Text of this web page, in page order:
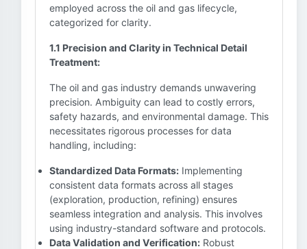
employed across the oil and gas lifecycle,
categorized for clarity.
1.1 Precision and Clarity in Technical Detail
Treatment:
The oil and gas industry demands unwavering
precision. Ambiguity can lead to costly errors,
safety hazards, and environmental damage. This
necessitates rigorous processes for data
handling, including:
Standardized Data Formats: Implementing
consistent data formats across all stages
(exploration, production, refining) ensures
seamless integration and analysis. This involves
using industry-standard software and protocols.
Data Validation and Verification: Robust